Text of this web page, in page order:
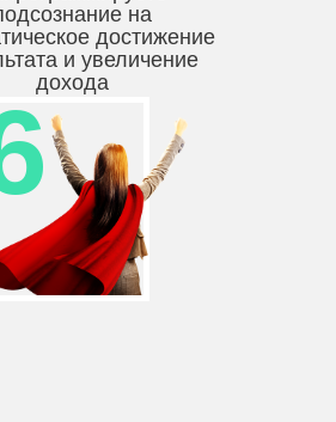
на
достижение
и увеличение
дохода